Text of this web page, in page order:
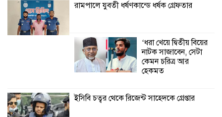
অনুষ্ঠিত
(সিবিআর) কেন্দ্রের আনুষ্ঠানিক উদ্বোধন
লিডার্সের উদ্যোগে নারী
কৃষকদের বীজ সংরক্ষণ
উপকরণ বিতরণ
রামপালে যুবতী ধর্ষণকান্ডে ধর্ষক গ্রেফতার
‘ধরা খেয়ে দ্বিতীয় বিয়ের
নাটক সাজাবেন, সেটা
কেমন চরিত্র আর
হেকমত
ইসিবি চত্বর থেকে রিজেন্ট সাহেদকে গ্রেপ্তার